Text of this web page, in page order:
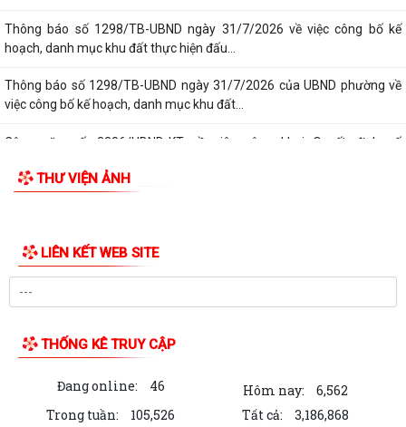
Thông báo số 1298/TB-UBND ngày 31/7/2026 về việc công bố kế
hoạch, danh mục khu đất thực hiện đấu...
Thông báo số 1298/TB-UBND ngày 31/7/2026 của UBND phường về
việc công bố kế hoạch, danh mục khu đất...
Công văn số: 3386/UBND-KT về viêc công khai Quyết định số
Công văn số 3385/UBND-KT ngày 29/7/2026 của UBND phường v/v
công khai Quyết định của Chủ tịch Ủy...
dân thành phố Hải Phòng Quy định mức...
THƯ VIỆN ẢNH
LIÊN KẾT WEB SITE
THỐNG KÊ TRUY CẬP
Đang online: 46 Hôm nay:
6,562
Trong tuần:
105,526 Tất cả: 3,186,868